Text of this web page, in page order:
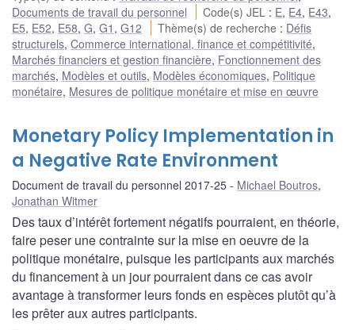
Documents de travail du personnel
Code(s) JEL : E, E4, E43,
E5, E52, E58, G, G1 , G12 Thème(s) de recherche : Défis
structurels, Commerce international, finance et compétitivité,
Marchés financiers et gestion financière, Fonctionnement des
marchés, Modèles et outils, Modèles économiques, Politique
monétaire, Mesures de politique monétaire et mise en œuvre
Monetary Policy Implementation in
a Negative Rate Environment
Document de travail du personnel 2017-25 Michael Boutros,
Jonathan Witmer
Des taux d’intérêt fortement négatifs pourraient, en théorie,
faire peser une contrainte sur la mise en oeuvre de la
politique monétaire, puisque les participants aux marchés
du financement à un jour pourraient dans ce cas avoir
avantage à transformer leurs fonds en espèces plutôt qu’à
les prêter aux autres participants.